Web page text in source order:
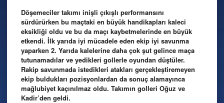
Döşemeciler takımı inişli çıkışlı performansını
sürdürürken bu maçtaki en büyük handikapları kaleci
eksikliği oldu ve bu da maçı kaybetmelerinde en büyük
etkendi. İlk yarıda iyi mücadele eden ekip iyi savunma
yaparken 2. Yarıda kalelerine daha çok şut gelince maça
tutunamadılar ve yedikleri gollerle oyundan düştüler.
Rakip savunmada istedikleri atakları gerçekleştiremeyen
ekip buldukları pozisyonlardan da sonuç alamayınca
mağlubiyet kaçınılmaz oldu. Takımın golleri Oğuz ve
Kadir’den geldi.